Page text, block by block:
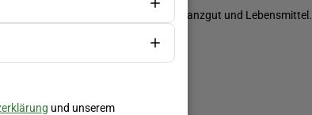
biozertifiziert im Bereich Saatgut, Pflanzgut und Lebensmittel.
und unserem